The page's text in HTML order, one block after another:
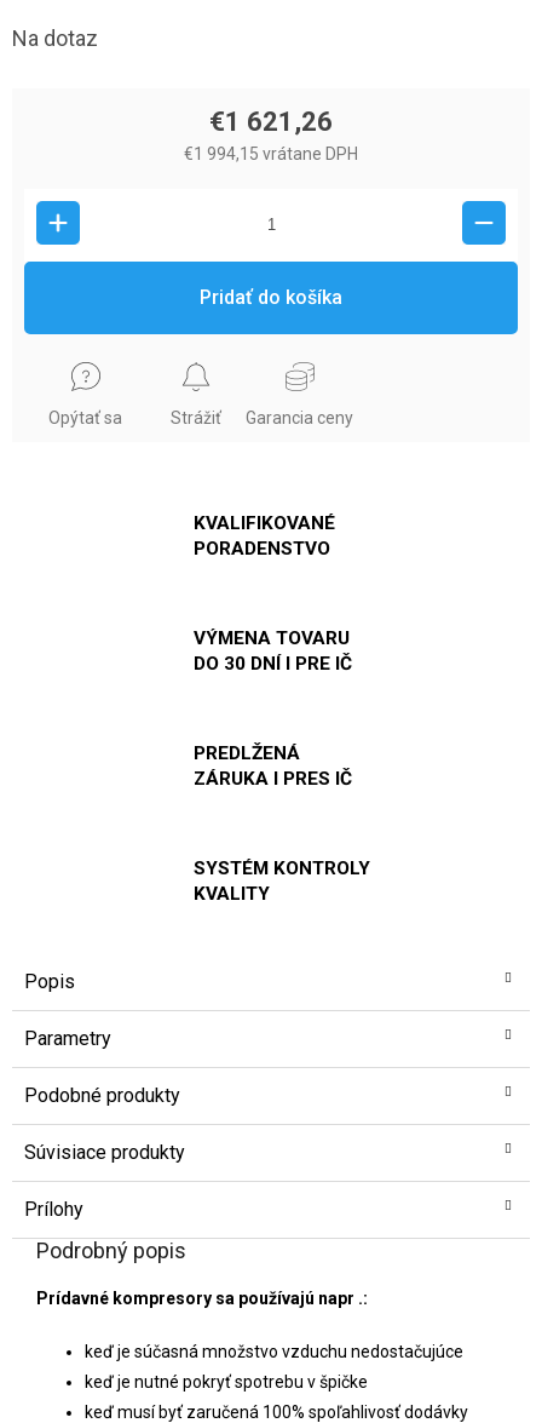
Na dotaz
€1 621,26
€1 994,15 vrátane DPH
Pridať do košíka
Opýtať sa Strážiť Garancia ceny
KVALIFIKOVANÉ
PORADENSTVO
VÝMENA TOVARU
DO 30 DNÍ I PRE IČ
PREDLŽENÁ
ZÁRUKA I PRES IČ
SYSTÉM KONTROLY
KVALITY
Popis
Parametry
Podobné produkty
Súvisiace produkty
Prílohy
Podrobný popis
Prídavné kompresory sa používajú napr .:
keď je súčasná množstvo vzduchu nedostačujúce
keď je nutné pokryť spotrebu v špičke
keď musí byť zaručená 100% spoľahlivosť dodávky